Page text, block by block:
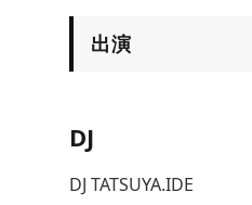
出演
DJ
DJ TATSUYA.IDE